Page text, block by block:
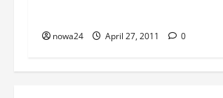
v nowa24 April 27, 2011 0